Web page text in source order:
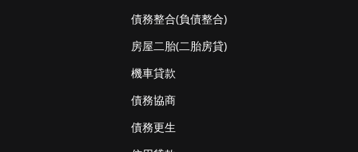
債務整合(負債整合)
房屋二胎(二胎房貸)
機車貸款
債務協商
債務更生